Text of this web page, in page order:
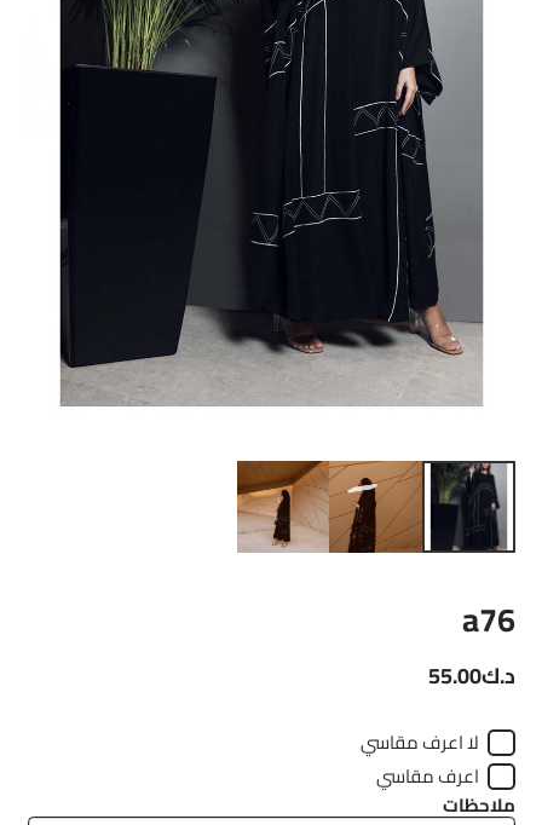
a76
د.ك55.00
لا اعرف مقاسي
اعرف مقاسي
ملاحظات